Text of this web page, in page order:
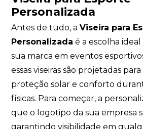
Personalizada
Antes de tudo, aViseira para
Personalizada é a escolha
sua marca em eventos
essas viseiras são projetadas
proteção solar e conforto
físicas. Para começar, a
que o logotipo da sua empresa
garantindo visibilidade em